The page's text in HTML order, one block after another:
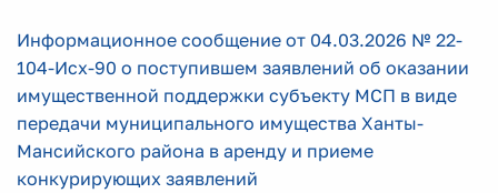
Информационное сообщение от 04.03.2026 № 22-
104-Исх-90 о поступившем заявлений об оказании
имущественной поддержки субъекту МСП в виде
передачи муниципального имущества Ханты-
Мансийского района в аренду и приеме
конкурирующих заявлений